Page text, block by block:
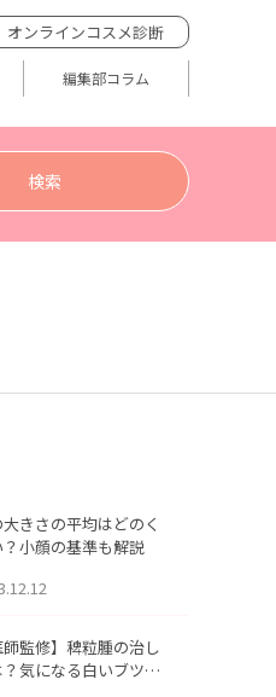
オンラインコスメ診断
編集部コラム
きさの平均はどのく
？小顔の基準も解説
師監修】稗粒腫の治し
？気になる白いブツブ